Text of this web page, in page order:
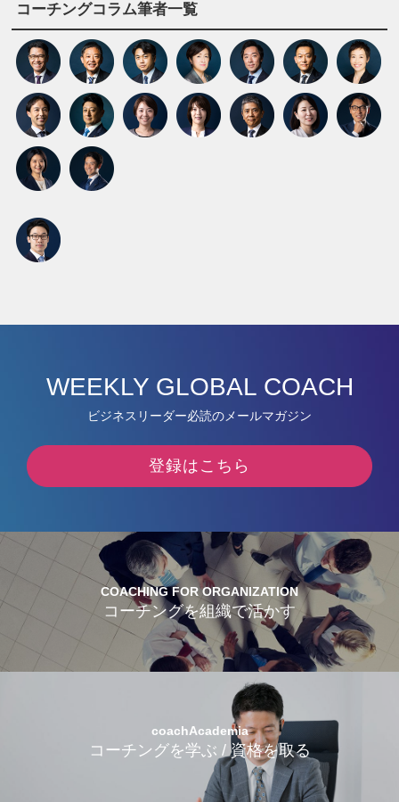
コーチングコラム筆者一覧
WEEKLY GLOBAL COACH
ビジネスリーダー必読のメールマガジン
登録はこちら
COACHING FOR ORGANIZATION
コーチングを組織で活かす
coachAcademia
コーチングを学ぶ / 資格を取る